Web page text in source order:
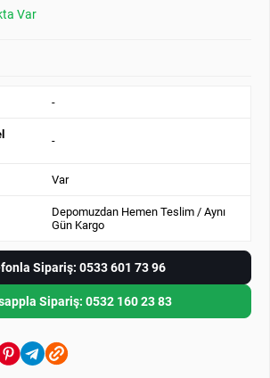
Var
-
-
Var
Depomuzdan Hemen Teslim / Aynı
Gün Kargo
Sipariş: 0533 601 73 96
Sipariş: 0532 160 23 83